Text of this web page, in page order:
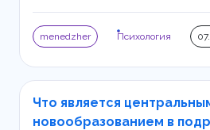
menedzher Психология
Что является
новообразованием в